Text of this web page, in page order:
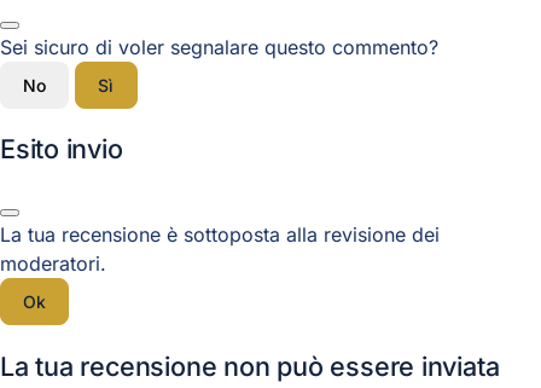
Sei sicuro di voler segnalare questo commento?
No Sì
Esito invio
La tua recensione è sottoposta alla revisione dei
moderatori.
Ok
La tua recensione non può essere inviata